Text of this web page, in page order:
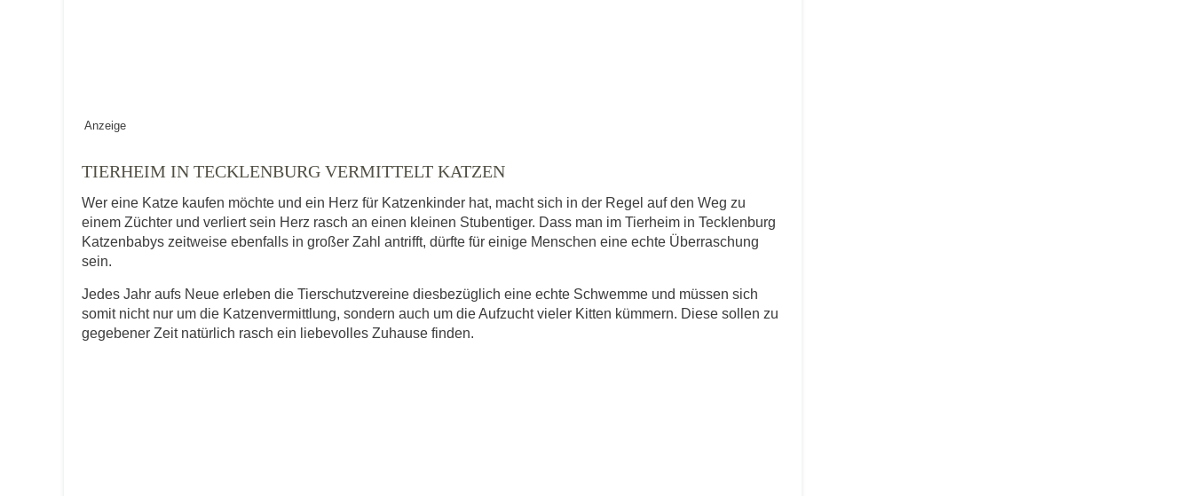
Alter des Tiers
Beschreibung des Tiers*
Anzeige
TIERHEIM IN TECKLENBURG VERMITTELT KATZEN
Wer eine Katze kaufen möchte und ein Herz für Katzenkinder hat, macht sich in der Regel auf den Weg zu
einem Züchter und verliert sein Herz rasch an einen kleinen Stubentiger. Dass man im Tierheim in Tecklenburg
Katzenbabys zeitweise ebenfalls in großer Zahl antrifft, dürfte für einige Menschen eine echte Überraschung
sein.
Jedes Jahr aufs Neue erleben die Tierschutzvereine diesbezüglich eine echte Schwemme und müssen sich
somit nicht nur um die Katzenvermittlung, sondern auch um die Aufzucht vieler Kitten kümmern. Diese sollen zu
gegebener Zeit natürlich rasch ein liebevolles Zuhause finden.